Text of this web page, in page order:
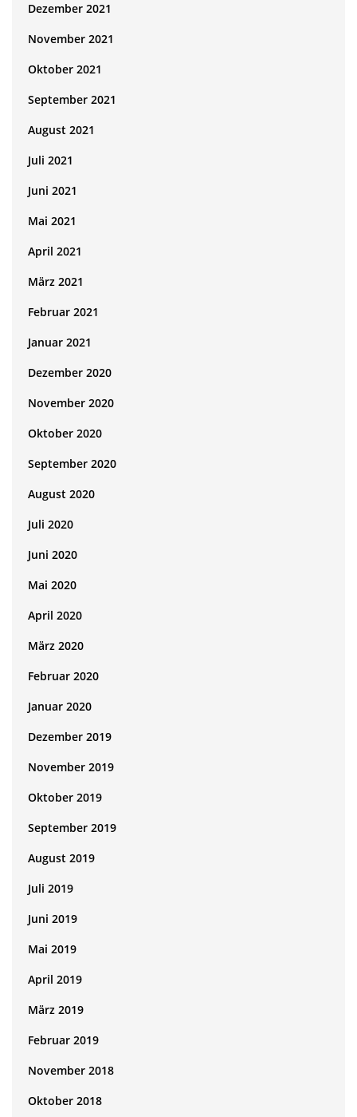
Dezember 2021
November 2021
Oktober 2021
September 2021
August 2021
Juli 2021
Juni 2021
Mai 2021
April 2021
März 2021
Februar 2021
Januar 2021
Dezember 2020
November 2020
Oktober 2020
September 2020
August 2020
Juli 2020
Juni 2020
Mai 2020
April 2020
März 2020
Februar 2020
Januar 2020
Dezember 2019
November 2019
Oktober 2019
September 2019
August 2019
Juli 2019
Juni 2019
Mai 2019
April 2019
März 2019
Februar 2019
November 2018
Oktober 2018